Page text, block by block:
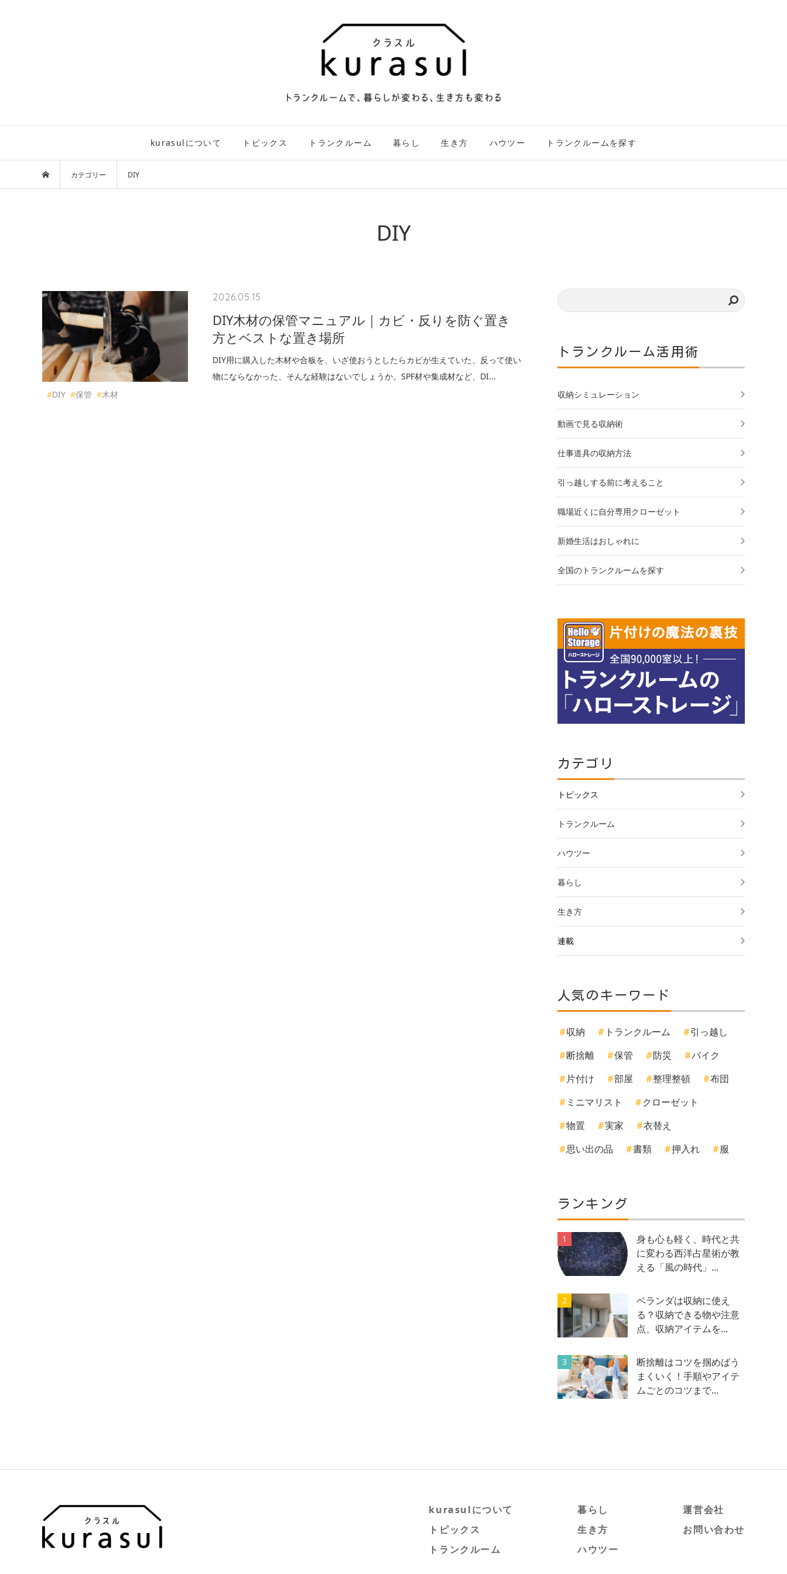
kurasulについて トピックス トランクルーム 暮らし 生き方 ハウツー トランクルームを探す
カテゴリー DIY
DIY
2026.05.15
DIY木材の保管マニュアル｜カビ・反りを防ぐ置き
方とベストな置き場所
DIY用に購入した木材や合板を、いざ使おうとしたらカビが生えていた、反って使い
物にならなかった、そんな経験はないでしょうか。SPF材や集成材など、DI...
#DIY #保管 #木材
トランクルーム活用術
収納シミュレーション
動画で見る収納術
仕事道具の収納方法
引っ越しする前に考えること
職場近くに自分専用クローゼット
新婚生活はおしゃれに
全国のトランクルームを探す
カテゴリ
トピックス
トランクルーム
ハウツー
暮らし
生き方
連載
人気のキーワード
収納 トランクルーム
引っ越し
断捨離
保管 防災
バイク
片付け
部屋 整理整頓
布団
ミニマリスト
クローゼット
物置
実家
衣替え
思い出の品
書類 押入れ 服
ランキング
1
身も心も軽く、時代と共
に変わる西洋占星術が教
える「風の時代」...
2
ベランダは収納に使え
る？収納できる物や注意
点、収納アイテムを...
3
断捨離はコツを掴めばう
まくいく！手順やアイテ
ムごとのコツまで...
kurasulについて
トピックス
トランクルーム
暮らし
生き方
ハウツー
運営会社
お問い合わせ